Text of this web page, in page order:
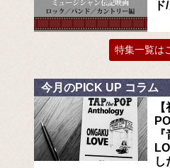
特集一覧は
今月のPICK UP コラム
し